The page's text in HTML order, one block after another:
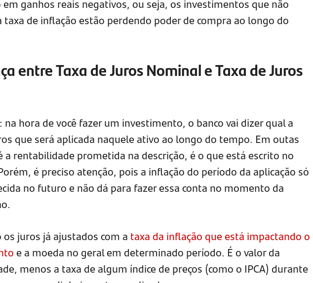
ganhos reais negativos, ou seja, os investimentos que não
taxa de inflação estão perdendo poder de compra ao longo do
entre Taxa de Juros Nominal e Taxa de Juros
na hora de você fazer um investimento, o banco vai dizer qual a
que será aplicada naquele ativo ao longo do tempo. Em outas
a rentabilidade prometida na descrição, é o que está escrito no
é preciso atenção, pois a inflação do período da aplicação só
no futuro e não dá para fazer essa conta no momento da
os juros já ajustados com a taxa da inflação que está impactando o
e a moeda no geral em determinado período. É o valor da
menos a taxa de algum índice de preços (como o IPCA) durante